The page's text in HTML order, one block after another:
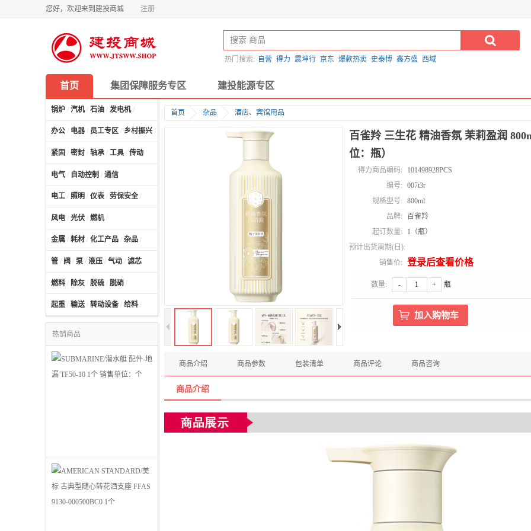
您好，欢迎来到建投商城 注册
热门搜索: 自营 得力 震坤行 京东 爆款热卖 史泰博 鑫方盛 西域
首页 集团保障服务专区 建投能源专区
锅炉 / 汽机/ 石油 / 发电机/
办公 / 电器 / 员工专区 / 乡村振兴 /
紧固 / 密封 / 轴承 / 工具 / 传动
电气 / 自动控制 / 通信
电工 / 照明 / 仪表 / 劳保安全 /
风电 / 光伏 / 燃机/
金属 / 耗材 / 化工产品 / 杂品 /
管 / 阀 / 泵 / 液压 / 气动 / 滤芯
燃料 / 除灰 / 脱硫 / 脱硝 /
起重 / 输送/ 转动设备 / 给料 /
热销商品
首页 杂品 酒店、宾馆用品
百雀羚 三生花 精油香氛 茉莉盈润
位：瓶）
得力商品编码:
101498928PCS
编号:
007t3r
规格型号:
800ml
品牌:
百雀羚
起订数量:
1（瓶）
预计出货周期(日):
销售价:
登录后查看价格
数量: - + 瓶
商品介绍 商品参数 包装清单 商品评论 商品咨询
商品介绍